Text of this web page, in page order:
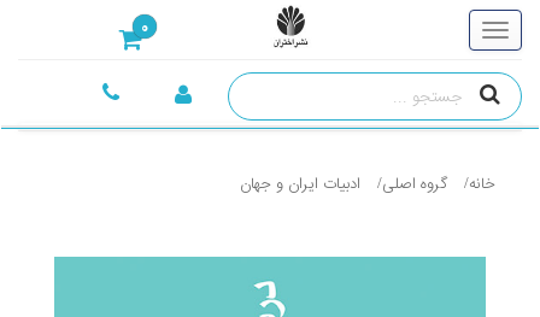
0
خانه گروه اصلی ادبيات ايران و جهان